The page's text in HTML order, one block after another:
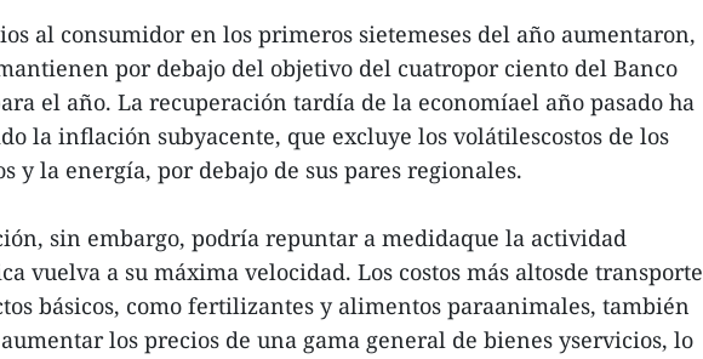
al consumidor en los primeros sietemeses del año aumentaron,
por debajo del objetivo del cuatropor ciento del Banco
el año. La recuperación tardía de la economíael año pasado ha
la inflación subyacente, que excluye los volátilescostos de los
y la energía, por debajo de sus pares regionales.
sin embargo, podría repuntar a medidaque la actividad
vuelva a su máxima velocidad. Los costos más altosde transporte
básicos, como fertilizantes y alimentos paraanimales, también
los precios de una gama general de bienes yservicios, lo